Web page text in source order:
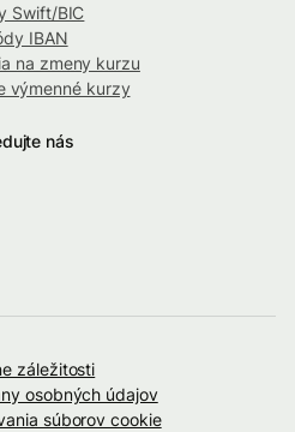
Swift/BIC
IBAN
na zmeny kurzu
výmenné kurzy
nás
záležitosti
osobných údajov
súborov cookie